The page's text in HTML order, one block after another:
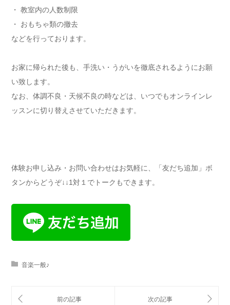
・ 教室内の人数制限
・ おもちゃ類の撤去
などを行っております。
お家に帰られた後も、手洗い・うがいを徹底されるようにお願
い致します。
なお、体調不良・天候不良の時などは、いつでもオンラインレ
ッスンに切り替えさせていただきます。
体験お申し込み・お問い合わせはお気軽に、「友だち追加」ボ
タンからどうぞ↓↓1対１でトークもできます。
音楽一般♪